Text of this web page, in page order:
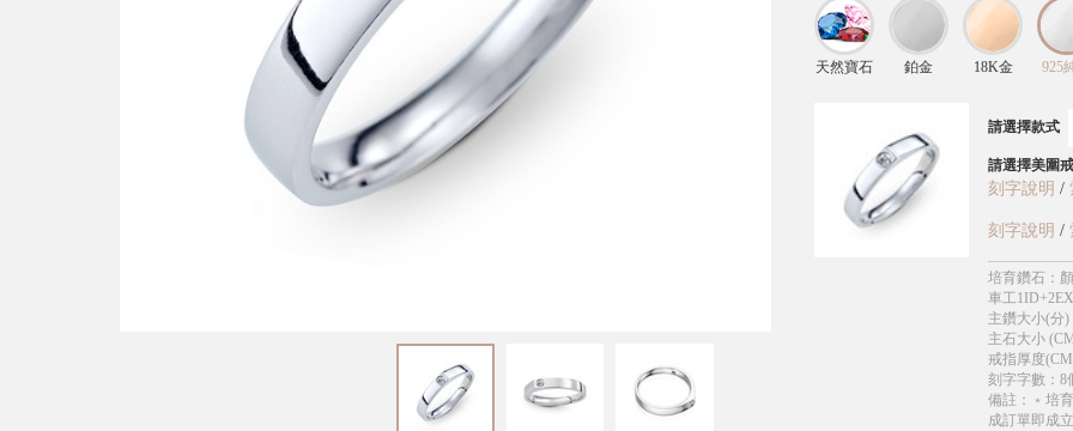
天然寶石 鉑金 18K金 925
請選擇款式
請選擇美圍
刻字說明 /
刻字說明 /
培育鑽石 ：
車工
主鑽大小(分)
主石大小
戒指厚度
刻字字數 ： 8
備註 ：
﹡培
成訂單即成